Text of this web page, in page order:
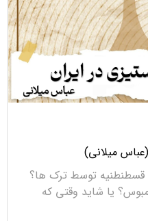
میلانی)
قسطنطنیه توسط ترک ها؟
یا شاید وقتی که